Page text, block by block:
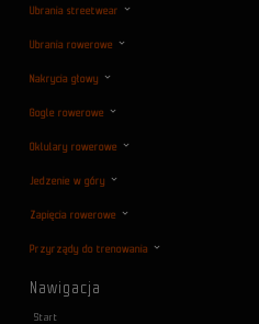
Ubrania streetwear
Ubrania rowerowe
Nakrycia głowy
Gogle rowerowe
Oklulary rowerowe
Jedzenie w góry
Zapięcia rowerowe
Przyrządy do trenowania
Nawigacja
Start